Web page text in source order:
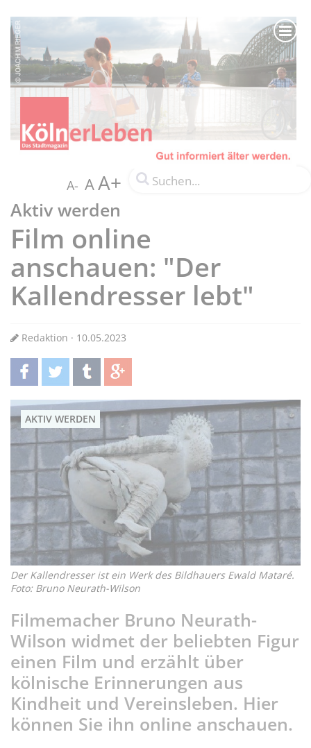
A- AA+
Aktiv werden
Film online
anschauen: "Der
Kallendresser lebt"
Redaktion · 10.05.2023
teilentwittern teilen teilen
AKTIV WERDEN
Der Kallendresser ist ein Werk des Bildhauers Ewald Mataré.
Foto: Bruno Neurath-Wilson
Filmemacher Bruno Neurath-
Wilson widmet der beliebten Figur
einen Film und erzählt über
kölnische Erinnerungen aus
Kindheit und Vereinsleben. Hier
können Sie ihn online anschauen.